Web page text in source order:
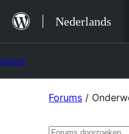
naar
de
inhoud
Nederlands
Forums /
Zoeken